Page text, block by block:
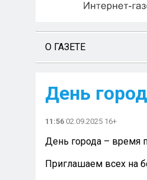
О ГАЗЕТЕ
День
11:56 02.09.2025 16+
День города – время
Приглашаем всех на